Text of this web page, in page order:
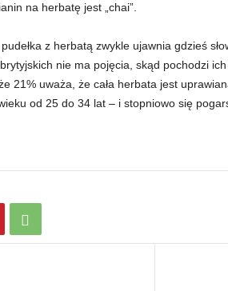
na herbatę jest „chai”.
z herbatą zwykle ujawnia gdzieś
nie ma pojęcia, skąd pochodzi
​​21% uważa, że ​​cała herbata jest
od 25 do 34 lat – i stopniowo się